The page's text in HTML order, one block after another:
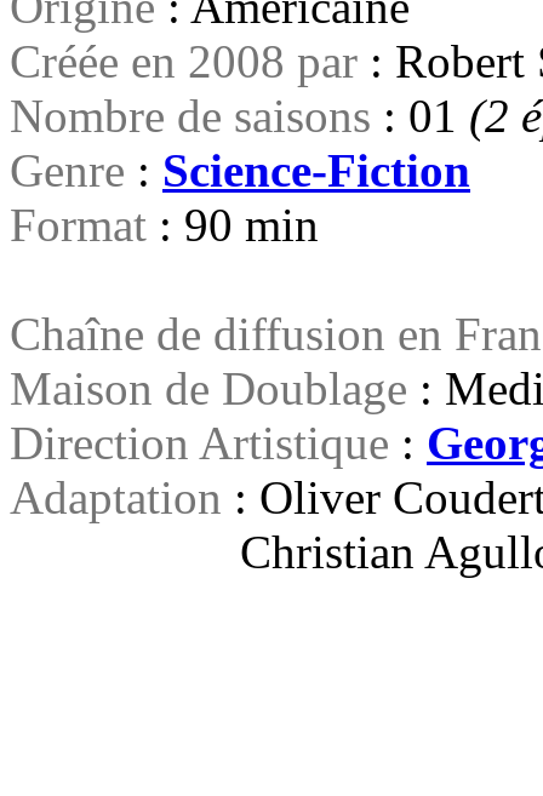
Créée en 2008 par : Robert
Nombre de saisons : 01 (2
Genre : Science-Fiction
Format : 90 min
Chaîne de diffusion en
Maison de Doublage :
Direction Artistique :
Adaptation : Oliver
Christian